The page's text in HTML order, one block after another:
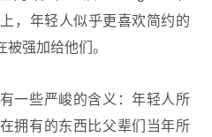
，年轻人似乎更喜欢简约的
强加给他们。
一些严峻的含义：年轻人所
拥有的东西比父辈们当年所